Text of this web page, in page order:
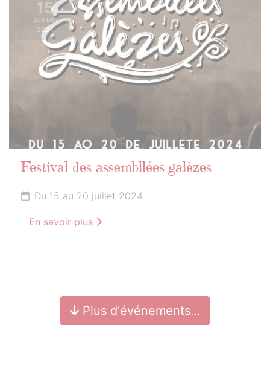
15
JUILLET
2024
Festival des assembllées galèzes
Du 15 au 20 juillet 2024
En savoir plus
Plus d'événements…